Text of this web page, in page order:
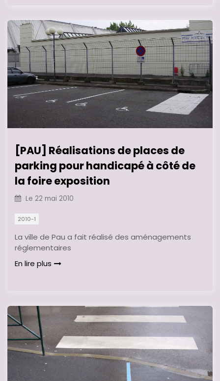
[PAU] Réalisations de places de
parking pour handicapé à côté de
la foire exposition
Le 22 mai 2010
2010-1
La ville de Pau a fait réalisé des aménagements
réglementaires
En lire plus